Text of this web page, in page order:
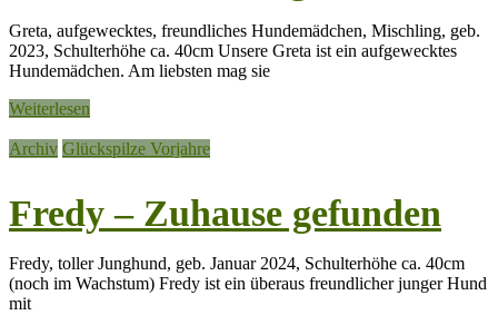
Greta, aufgewecktes, freundliches Hundemädchen, Mischling, geb.
2023, Schulterhöhe ca. 40cm Unsere Greta ist ein aufgewecktes
Hundemädchen. Am liebsten mag sie
Weiterlesen
Archiv Glückspilze Vorjahre
Fredy – Zuhause gefunden
Fredy, toller Junghund, geb. Januar 2024, Schulterhöhe ca. 40cm
(noch im Wachstum) Fredy ist ein überaus freundlicher junger Hund
mit